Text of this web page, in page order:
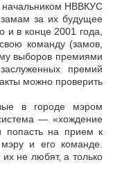
начальником НВВКУС
за их будущее
и в конце 2001 года,
команду (замов,
выборов премиями
премий
можно проверить
в городе мэром
— «хождение
попасть на прием к
и его команде.
не любят, а только